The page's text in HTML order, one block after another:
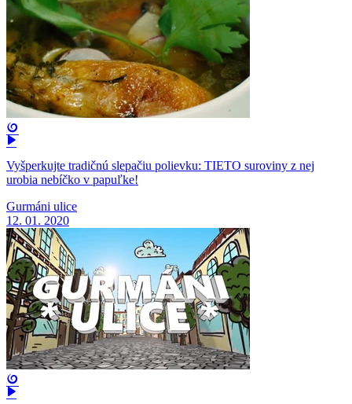
Vyšperkujte tradičnú slepačiu polievku: TIETO suroviny z nej
urobia nebíčko v papuľke!
Gurmáni ulice
12. 01. 2020